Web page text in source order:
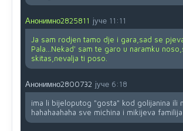
Анонимно2825811 јуче 11:11
Ja sam rodjen tamo dje i gara,sad se
Pala...Nekad' sam te garo u naramku
skitas,nevalja ti poso.
Анонимно2800732 јуче 6:18
ima li bijeloputog "gosta" kod golijanina ili
hahahaahaha sve michina i mikijeva familija